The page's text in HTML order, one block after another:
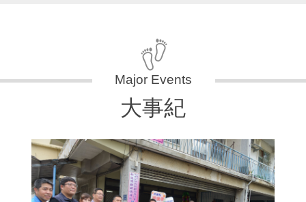
大事紀